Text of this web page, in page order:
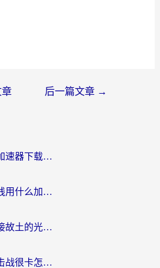
后一篇文章 →
海外崩坏：星穹铁道加速器下载安装：一份给游子的终极网络指南
境外玩航海王热血航线用什么加速器？2026海外玩家实测最优方案（附欧洲问道堡垒前线加速技巧）
在异国他乡，寻找连接故土的光明大陆免费加速器
在海外玩坦克世界闪击战很卡怎么办？老玩家亲测有效的加速器选择指南